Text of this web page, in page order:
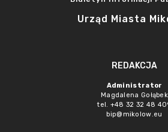
Urząd Miasta
REDAKCJA
Administrator
Magdalena Gołąbek
tel. +48 32 32 48
bip@mikolow.eu